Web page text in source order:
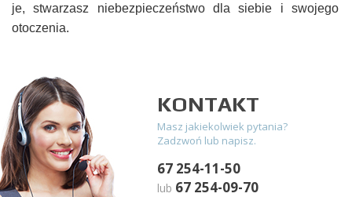
je, stwarzasz niebezpieczeństwo dla siebie i swojego
otoczenia.
KONTAKT
Masz jakiekolwiek pytania?
Zadzwoń lub napisz.
67 254-11-50
lub 67 254-09-70